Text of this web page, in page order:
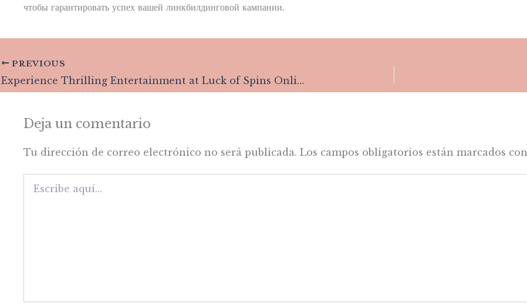
чтобы гарантировать успех вашей линкбилдинговой кампании.
PREVIOUS
Experience Thrilling Entertainment at Luck of Spins Online Casino
Deja un comentario
Tu dirección de correo electrónico no será publicada. Los campos obligatorios están marcados con
aquí...